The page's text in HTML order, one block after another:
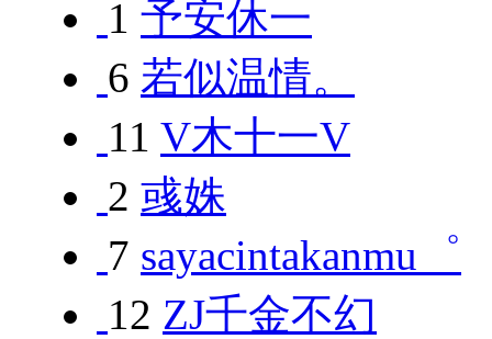
1 予安休一
6 若似温情。
11 V木十一V
2 彧姝
7 sayacintakanmu゜
12 ZJ千金不幻